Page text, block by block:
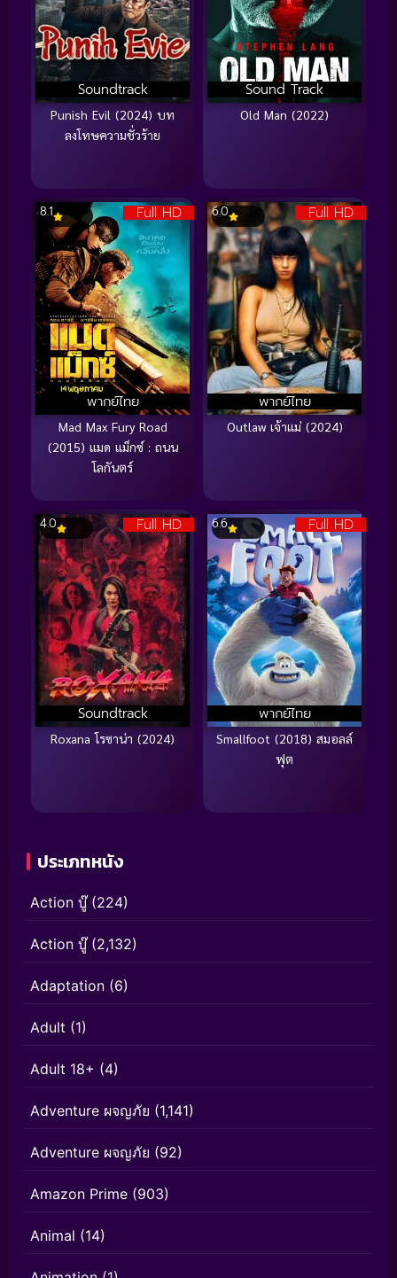
Soundtrack
Punish Evil (2024) บท
ลงโทษความชั่วร้าย
Sound Track
Old Man (2022)
Full HD
พากย์ไทย
8.1
Mad Max Fury Road
(2015) แมด แม็กซ์ : ถนน
โลกันตร์
Full HD
พากย์ไทย
6.0
Outlaw เจ้าแม่ (2024)
Full HD
Soundtrack
4.0
Roxana โรซาน่า (2024)
Full HD
พากย์ไทย
6.6
Smallfoot (2018) สมอลล์
ฟุต
ประเภทหนัง
Action บู๊(224)
Action บู๊(2,132)
Adaptation (6)
Adult (1)
Adult 18+ (4)
Adventure ผจญภัย (1,141)
Adventure ผจญภัย (92)
Amazon Prime (903)
Animal (14)